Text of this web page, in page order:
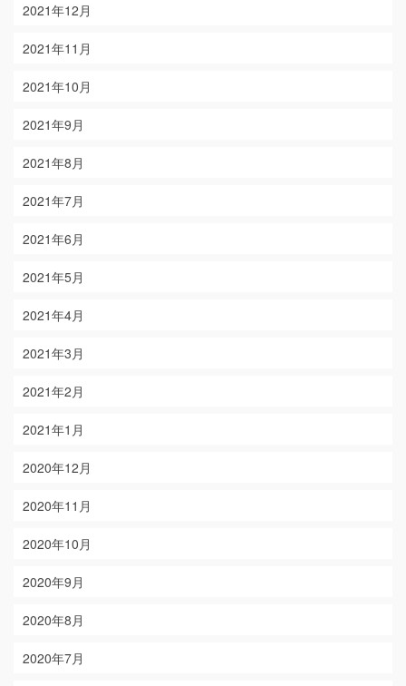
2021年12月
2021年11月
2021年10月
2021年9月
2021年8月
2021年7月
2021年6月
2021年5月
2021年4月
2021年3月
2021年2月
2021年1月
2020年12月
2020年11月
2020年10月
2020年9月
2020年8月
2020年7月